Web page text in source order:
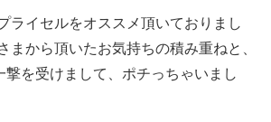
ライセルをオススメ頂いておりまし
まから頂いたお気持ちの積み重ねと、
撃を受けまして、ポチっちゃいまし